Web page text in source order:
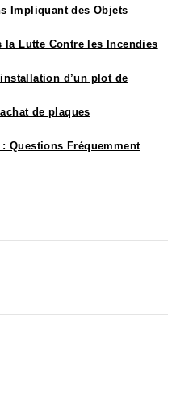
Impliquant des Objets
la Lutte Contre les Incendies
d’un plot de
de plaques
Questions Fréquemment